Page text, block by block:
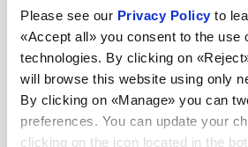
Please see our Privacy Policy to
«Accept all» you consent to the use
technologies. By clicking on
will browse this website using only
By clicking on «Manage» you can
preferences. You can update your
clicking on the icon located in the
Aktualnosci